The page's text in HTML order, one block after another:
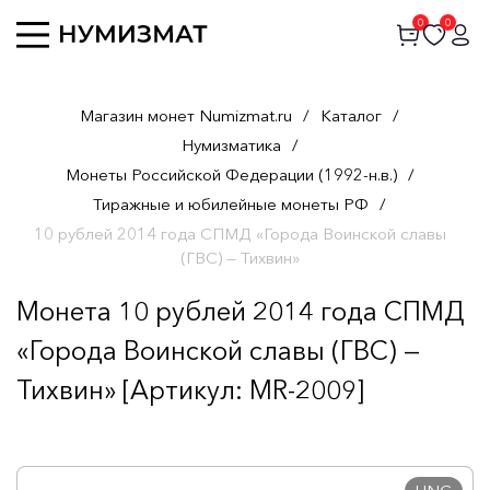
0 0
Магазин монет Numizmat.ru / Каталог /
Нумизматика /
Монеты Российской Федерации (1992-н.в.) /
Тиражные и юбилейные монеты РФ /
10 рублей 2014 года СПМД «Города Воинской славы
(ГВС) — Тихвин»
Монета 10 рублей 2014 года СПМД
«Города Воинской славы (ГВС) —
Тихвин» [Артикул: MR-2009]